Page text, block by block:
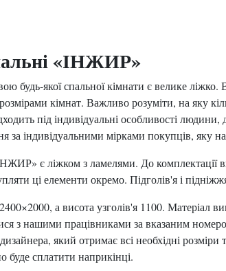
«ІНЖИР»
будь-якої спальної кімнати є велике
кімнат. Важливо розуміти, на яку
під індивідуальні особливості
за індивідуальними мірками покупців, яку
є ліжком з ламелями. До комплектації
ці елементи окремо. Підголів'я і
а висота узголів'я 1100.
з нашими працівниками за вказаним
який отримає всі необхідні
буде сплатити наприкінці.